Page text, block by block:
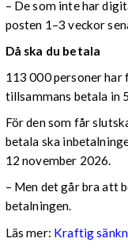
– De som inte har
posten 1–3 veckor
Då ska du betala
113 000 personer har
tillsammans betala in
För den som får
betala ska
12 november 2026.
– Men det går bra att
betalningen.
Läs mer: Kraftig